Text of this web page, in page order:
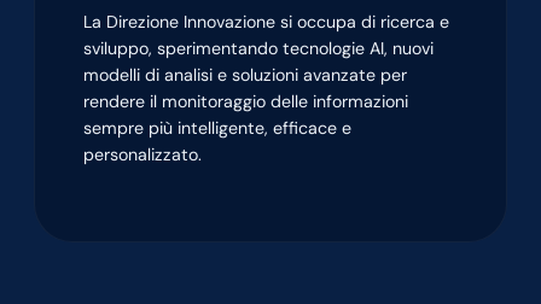
La Direzione Innovazione si occupa di ricerca e
sviluppo, sperimentando tecnologie AI, nuovi
modelli di analisi e soluzioni avanzate per
rendere il monitoraggio delle informazioni
sempre più intelligente, efficace e
personalizzato.